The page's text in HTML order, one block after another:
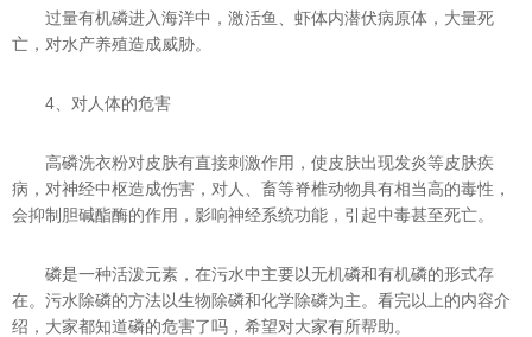
过量有机磷进入海洋中，激活鱼、虾体内潜伏病原体，大量死
亡，对水产养殖造成威胁。
4、对人体的危害
高磷洗衣粉对皮肤有直接刺激作用，使皮肤出现发炎等皮肤疾
病，对神经中枢造成伤害，对人、畜等脊椎动物具有相当高的毒性，
会抑制胆碱酯酶的作用，影响神经系统功能，引起中毒甚至死亡。
磷是一种活泼元素，在污水中主要以无机磷和有机磷的形式存
在。污水除磷的方法以生物除磷和化学除磷为主。看完以上的内容介
绍，大家都知道磷的危害了吗，希望对大家有所帮助。